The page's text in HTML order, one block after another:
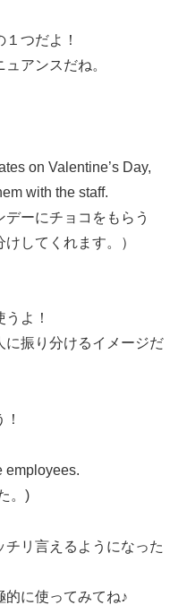
つだよ！
アンスだね。
on Valentine’s Day,
with the staff.
デーにチョコをもらう
してくれます。）
よ！
に振り分けるイメージだ
employees.
。)
チリ言えるようになった
的に使ってみてね♪